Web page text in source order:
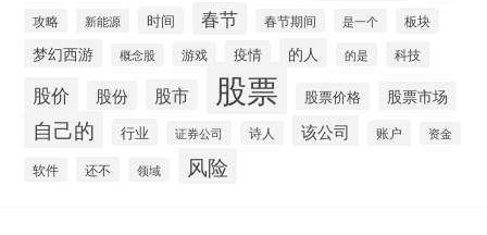
攻略 新能源 时间 春节 春节期间 是一个 板块
梦幻西游 概念股 游戏 疫情 的人 的是 科技
股价 股份 股市 股票 股票价格 股票市场
自己的 行业 证券公司 诗人 该公司 账户 资金
软件 还不 领域 风险